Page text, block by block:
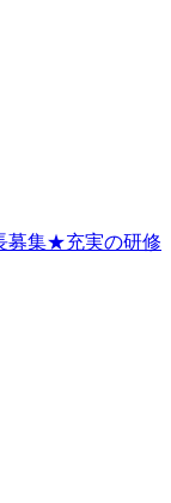
募集★充実の研修